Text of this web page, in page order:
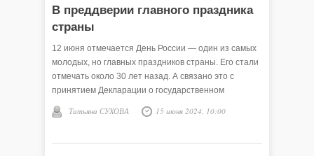
В преддверии главного праздника
страны
12 июня отмечается День России — один из самых
молодых, но главных праздников страны. Его стали
отмечать около 30 лет назад. А связано это с
принятием Декларации о государственном
суверенитете 12 июня 1990 года. В документе
прописывалось, что на всей территории страны
и её законов. Поэтому эту дату считают точкой
Татьяна СУХОВА 15 июня 2024, 10:00